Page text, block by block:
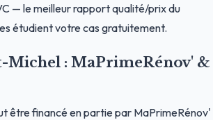
— le meilleur rapport qualité/prix du
étudient votre cas gratuitement.
Michel : MaPrimeRénov' &
être financé en partie par MaPrimeRénov'